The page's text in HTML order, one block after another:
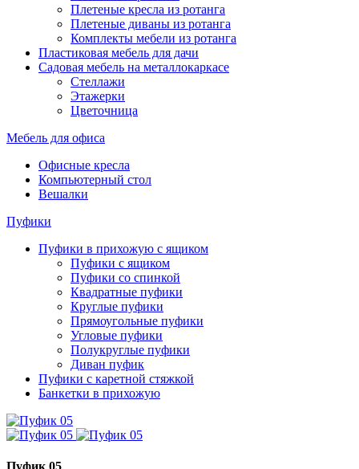
Плетеные кресла из ротанга
Плетеные диваны из ротанга
Комплекты мебели из ротанга
Пластиковая мебель для дачи
Садовая мебель на металлокаркасе
Стеллажи
Этажерки
Цветочница
Мебель для офиса
Офисные кресла
Компьютерный стол
Вешалки
Пуфики
Пуфики в прихожую с ящиком
Пуфики с ящиком
Пуфики со спинкой
Квадратные пуфики
Круглые пуфики
Прямоугольные пуфики
Угловые пуфики
Полукруглые пуфики
Диван пуфик
Пуфики с каретной стяжкой
Банкетки в прихожую